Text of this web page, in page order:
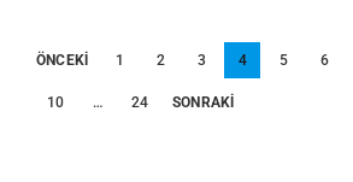
Yazı
sayfalandırması
ÖNCEKI 1 2 3 4 5 6
10 … 24 SONRAKI